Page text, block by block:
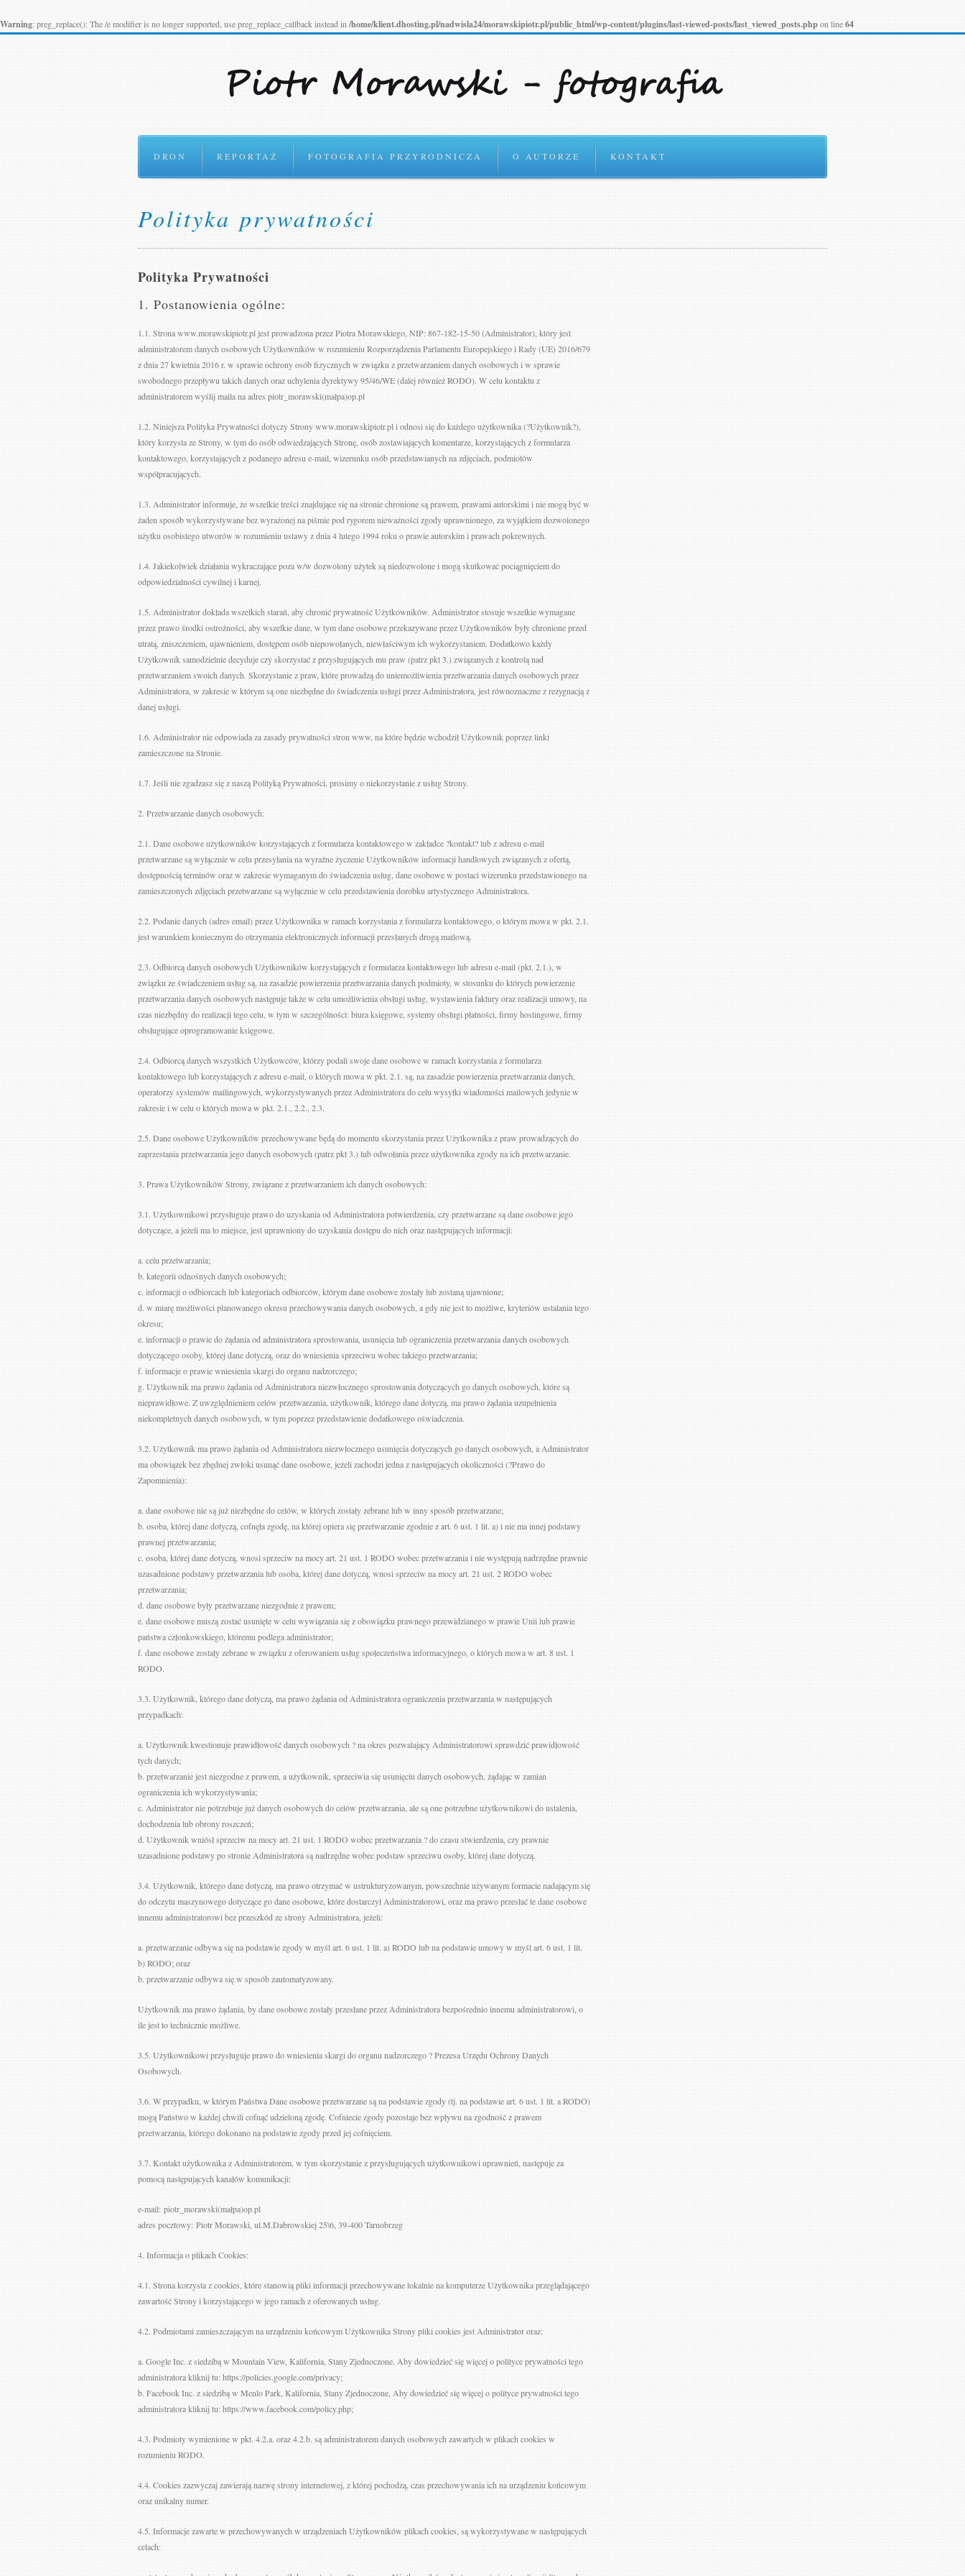
Warning: preg_replace(): The /e modifier is no longer supported, use preg_replace_callback instead in /home/klient.dhosting.pl/nadwisla24/morawskipiotr.pl/public_html/wp-content/plugins/last-viewed-posts/last_viewed_posts.phpon line64
DRON REPORTAŻ FOTOGRAFIA PRZYRODNICZA O AUTORZE KONTAKT
Polityka prywatności
Polityka Prywatności
1. Postanowienia ogólne:
1.1. Strona www.morawskipiotr.pl jest prowadzona przez Piotra Morawskiego, NIP: 867-182-15-50 (Administrator), który jest
administratorem danych osobowych Użytkowników w rozumieniu Rozporządzenia Parlamentu Europejskiego i Rady (UE) 2016/679
z dnia 27 kwietnia 2016 r. w sprawie ochrony osób fizycznych w związku z przetwarzaniem danych osobowych i w sprawie
swobodnego przepływu takich danych oraz uchylenia dyrektywy 95/46/WE (dalej również RODO). W celu kontaktu z
administratorem wyślij maila na adres piotr_morawski(małpa)op.pl
1.2. Niniejsza Polityka Prywatności dotyczy Strony www.morawskipiotr.pl i odnosi się do każdego użytkownika (?Użytkownik?),
który korzysta ze Strony, w tym do osób odwiedzających Stronę, osób zostawiających komentarze, korzystających z formularza
kontaktowego, korzystających z podanego adresu e-mail, wizerunku osób przedstawianych na zdjęciach, podmiotów
współpracujących.
1.3. Administrator informuje, że wszelkie treści znajdujące się na stronie chronione są prawem, prawami autorskimi i nie mogą być w
żaden sposób wykorzystywane bez wyrażonej na piśmie pod rygorem nieważności zgody uprawnionego, za wyjątkiem dozwolonego
użytku osobistego utworów w rozumieniu ustawy z dnia 4 lutego 1994 roku o prawie autorskim i prawach pokrewnych.
1.4. Jakiekolwiek działania wykraczające poza w/w dozwolony użytek są niedozwolone i mogą skutkować pociągnięciem do
odpowiedzialności cywilnej i karnej.
1.5. Administrator dokłada wszelkich starań, aby chronić prywatność Użytkowników. Administrator stosuje wszelkie wymagane
przez prawo środki ostrożności, aby wszelkie dane, w tym dane osobowe przekazywane przez Użytkowników były chronione przed
utratą, zniszczeniem, ujawnieniem, dostępem osób niepowołanych, niewłaściwym ich wykorzystaniem. Dodatkowo każdy
Użytkownik samodzielnie decyduje czy skorzystać z przysługujących mu praw (patrz pkt 3.) związanych z kontrolą nad
przetwarzaniem swoich danych. Skorzystanie z praw, które prowadzą do uniemożliwienia przetwarzania danych osobowych przez
Administratora, w zakresie w którym są one niezbędne do świadczenia usługi przez Administratora, jest równoznaczne z rezygnacją z
danej usługi.
1.6. Administrator nie odpowiada za zasady prywatności stron www, na które będzie wchodził Użytkownik poprzez linki
zamieszczone na Stronie.
1.7. Jeśli nie zgadzasz się z naszą Polityką Prywatności, prosimy o niekorzystanie z usług Strony.
2. Przetwarzanie danych osobowych:
2.1. Dane osobowe użytkowników korzystających z formularza kontaktowego w zakładce ?kontakt? lub z adresu e-mail
przetwarzane są wyłącznie w celu przesyłania na wyraźne życzenie Użytkowników informacji handlowych związanych z ofertą,
dostępnością terminów oraz w zakresie wymaganym do świadczenia usług, dane osobowe w postaci wizerunku przedstawionego na
zamieszczonych zdjęciach przetwarzane są wyłącznie w celu przedstawienia dorobku artystycznego Administratora.
2.2. Podanie danych (adres email) przez Użytkownika w ramach korzystania z formularza kontaktowego, o którym mowa w pkt. 2.1.
jest warunkiem koniecznym do otrzymania elektronicznych informacji przesłanych drogą mailową.
2.3. Odbiorcą danych osobowych Użytkowników korzystających z formularza kontaktowego lub adresu e-mail (pkt. 2.1.), w
związku ze świadczeniem usług są, na zasadzie powierzenia przetwarzania danych podmioty, w stosunku do których powierzenie
przetwarzania danych osobowych następuje także w celu umożliwienia obsługi usług, wystawienia faktury oraz realizacji umowy, na
czas niezbędny do realizacji tego celu, w tym w szczególności: biura księgowe, systemy obsługi płatności, firmy hostingowe, firmy
obsługujące oprogramowanie księgowe.
2.4. Odbiorcą danych wszystkich Użytkowców, którzy podali swoje dane osobowe w ramach korzystania z formularza
kontaktowego lub korzystających z adresu e-mail, o których mowa w pkt. 2.1. są, na zasadzie powierzenia przetwarzania danych,
operatorzy systemów mailingowych, wykorzystywanych przez Administratora do celu wysyłki wiadomości mailowych jedynie w
zakresie i w celu o których mowa w pkt. 2.1., 2.2., 2.3.
2.5. Dane osobowe Użytkowników przechowywane będą do momentu skorzystania przez Użytkownika z praw prowadzących do
zaprzestania przetwarzania jego danych osobowych (patrz pkt 3.) lub odwołania przez użytkownika zgody na ich przetwarzanie.
3. Prawa Użytkowników Strony, związane z przetwarzaniem ich danych osobowych:
3.1. Użytkownikowi przysługuje prawo do uzyskania od Administratora potwierdzenia, czy przetwarzane są dane osobowe jego
dotyczące, a jeżeli ma to miejsce, jest uprawniony do uzyskania dostępu do nich oraz następujących informacji:
a. celu przetwarzania;
b. kategorii odnośnych danych osobowych;
c. informacji o odbiorcach lub kategoriach odbiorców, którym dane osobowe zostały lub zostaną ujawnione;
d. w miarę możliwości planowanego okresu przechowywania danych osobowych, a gdy nie jest to możliwe, kryteriów ustalania tego
okresu;
e. informacji o prawie do żądania od administratora sprostowania, usunięcia lub ograniczenia przetwarzania danych osobowych
dotyczącego osoby, której dane dotyczą, oraz do wniesienia sprzeciwu wobec takiego przetwarzania;
f. informacje o prawie wniesienia skargi do organu nadzorczego;
g. Użytkownik ma prawo żądania od Administratora niezwłocznego sprostowania dotyczących go danych osobowych, które są
nieprawidłowe. Z uwzględnieniem celów przetwarzania, użytkownik, którego dane dotyczą, ma prawo żądania uzupełnienia
niekompletnych danych osobowych, w tym poprzez przedstawienie dodatkowego oświadczenia.
3.2. Użytkownik ma prawo żądania od Administratora niezwłocznego usunięcia dotyczących go danych osobowych, a Administrator
ma obowiązek bez zbędnej zwłoki usunąć dane osobowe, jeżeli zachodzi jedna z następujących okoliczności (?Prawo do
Zapomnienia):
a. dane osobowe nie są już niezbędne do celów, w których zostały zebrane lub w inny sposób przetwarzane;
b. osoba, której dane dotyczą, cofnęła zgodę, na której opiera się przetwarzanie zgodnie z art. 6 ust. 1 lit. a) i nie ma innej podstawy
prawnej przetwarzania;
c. osoba, której dane dotyczą, wnosi sprzeciw na mocy art. 21 ust. 1 RODO wobec przetwarzania i nie występują nadrzędne prawnie
uzasadnione podstawy przetwarzania lub osoba, której dane dotyczą, wnosi sprzeciw na mocy art. 21 ust. 2 RODO wobec
przetwarzania;
d. dane osobowe były przetwarzane niezgodnie z prawem;
e. dane osobowe muszą zostać usunięte w celu wywiązania się z obowiązku prawnego przewidzianego w prawie Unii lub prawie
państwa członkowskiego, któremu podlega administrator;
f. dane osobowe zostały zebrane w związku z oferowaniem usług społeczeństwa informacyjnego, o których mowa w art. 8 ust. 1
RODO.
3.3. Użytkownik, którego dane dotyczą, ma prawo żądania od Administratora ograniczenia przetwarzania w następujących
przypadkach:
a. Użytkownik kwestionuje prawidłowość danych osobowych ? na okres pozwalający Administratorowi sprawdzić prawidłowość
tych danych;
b. przetwarzanie jest niezgodne z prawem, a użytkownik, sprzeciwia się usunięciu danych osobowych, żądając w zamian
ograniczenia ich wykorzystywania;
c. Administrator nie potrzebuje już danych osobowych do celów przetwarzania, ale są one potrzebne użytkownikowi do ustalenia,
dochodzenia lub obrony roszczeń;
d. Użytkownik wniósł sprzeciw na mocy art. 21 ust. 1 RODO wobec przetwarzania ? do czasu stwierdzenia, czy prawnie
uzasadnione podstawy po stronie Administratora są nadrzędne wobec podstaw sprzeciwu osoby, której dane dotyczą.
3.4. Użytkownik, którego dane dotyczą, ma prawo otrzymać w ustrukturyzowanym, powszechnie używanym formacie nadającym się
do odczytu maszynowego dotyczące go dane osobowe, które dostarczył Administratorowi, oraz ma prawo przesłać te dane osobowe
innemu administratorowi bez przeszkód ze strony Administratora, jeżeli:
a. przetwarzanie odbywa się na podstawie zgody w myśl art. 6 ust. 1 lit. a) RODO lub na podstawie umowy w myśl art. 6 ust. 1 lit.
b) RODO; oraz
b. przetwarzanie odbywa się w sposób zautomatyzowany.
Użytkownik ma prawo żądania, by dane osobowe zostały przesłane przez Administratora bezpośrednio innemu administratorowi, o
ile jest to technicznie możliwe.
3.5. Użytkownikowi przysługuje prawo do wniesienia skargi do organu nadzorczego ? Prezesa Urzędu Ochrony Danych
Osobowych.
3.6. W przypadku, w którym Państwa Dane osobowe przetwarzane są na podstawie zgody (tj. na podstawie art. 6 ust. 1 lit. a RODO)
mogą Państwo w każdej chwili cofnąć udzieloną zgodę. Cofniecie zgody pozostaje bez wpływu na zgodność z prawem
przetwarzania, którego dokonano na podstawie zgody przed jej cofnięciem.
3.7. Kontakt użytkownika z Administratorem, w tym skorzystanie z przysługujących użytkownikowi uprawnień, następuje za
pomocą następujących kanałów komunikacji:
e-mail: piotr_morawski(małpa)op.pl
adres pocztowy: Piotr Morawski, ul.M.Dabrowskiej 25\6, 39-400 Tarnobrzeg
4. Informacja o plikach Cookies:
4.1. Strona korzysta z cookies, które stanowią pliki informacji przechowywane lokalnie na komputerze Użytkownika przeglądającego
zawartość Strony i korzystającego w jego ramach z oferowanych usług.
4.2. Podmiotami zamieszczającym na urządzeniu końcowym Użytkownika Strony pliki cookies jest Administrator oraz:
a. Google Inc. z siedzibą w Mountain View, Kalifornia, Stany Zjednoczone. Aby dowiedzieć się więcej o polityce prywatności tego
administratora kliknij tu: https://policies.google.com/privacy;
b. Facebook Inc. z siedzibą w Menlo Park, Kalifornia, Stany Zjednoczone, Aby dowiedzieć się więcej o polityce prywatności tego
administratora kliknij tu: https://www.facebook.com/policy.php;
4.3. Podmioty wymienione w pkt. 4.2.a. oraz 4.2.b. są administratorem danych osobowych zawartych w plikach cookies w
rozumieniu RODO.
4.4. Cookies zazwyczaj zawierają nazwę strony internetowej, z której pochodzą, czas przechowywania ich na urządzeniu końcowym
oraz unikalny numer.
4.5. Informacje zawarte w przechowywanych w urządzeniach Użytkowników plikach cookies, są wykorzystywane w następujących
celach: